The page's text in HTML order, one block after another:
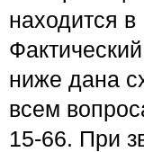
находится в
ниже дана
всем
15-66. При